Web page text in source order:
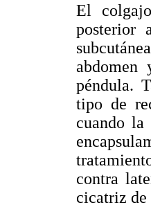
El
posterior
péndula.
tipo de
cuando
contra
cicatriz de